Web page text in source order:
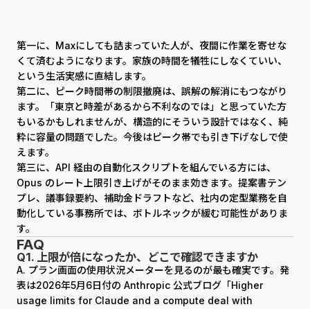
第一に、Maxにしても詰まっていた人が、夜間に作業を寄せな
くて済むようになります。家族の時間を犠牲にしなくていい、
という生活実感に直結します。
第二に、ピーク時間帯の制限撤廃は、誤解の解消にもつながり
ます。「東京と時差があるから不利なのでは」と思っていた方
もいるかもしれませんが、構造的にそういう設計ではなく、純
粋に容量の問題でした。今後はピーク帯でも引き下げなしで使
えます。
第三に、API 経由の自動化スクリプトを組んでいる方には、
Opus のレート上限引き上げがそのまま効きます。提案書テン
プレ、議事録要約、補助金ドラフトなど、社内の定型業務を自
動化している事務所では、ボトルネックが緩む可能性がありま
す。
FAQ
Q1. 上限が倍になったか、どこで確認できますか
A. プラン画面の使用状況メーターを見るのが最も確実です。発
表は2026年5月6日付の Anthropic 公式ブログ「Higher
usage limits for Claude and a compute deal with